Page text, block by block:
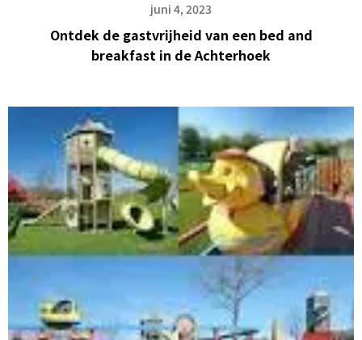
juni 4, 2023
Ontdek de gastvrijheid van een bed and
breakfast in de Achterhoek